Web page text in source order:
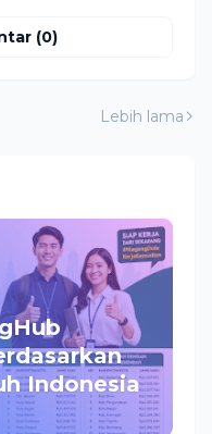
(0)
Lebih lama
Indonesia